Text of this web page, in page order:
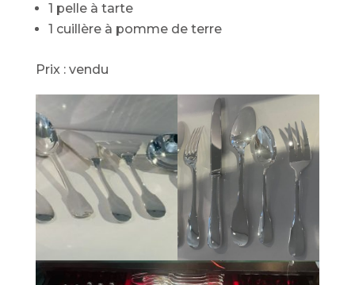
1 pelle à tarte
1 cuillère à pomme de terre
Prix : vendu